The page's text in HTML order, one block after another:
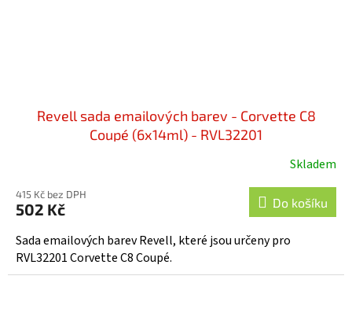
Revell sada emailových barev - Corvette C8
Coupé (6x14ml) - RVL32201
Skladem
415 Kč bez DPH
502 Kč Do košíku
Sada emailových barev Revell, které jsou určeny pro
RVL32201 Corvette C8 Coupé.